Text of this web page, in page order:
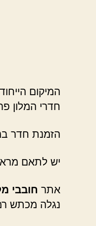
המיקום
חדרי המלון
הזמנת חדר
יש לתאם
אתר חובבי
נגלה מכתש